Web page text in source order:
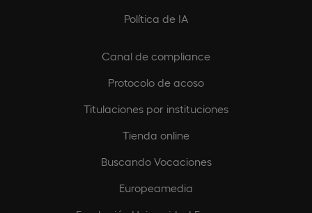
Política de IA
Canal de compliance
Protocolo de acoso
Titulaciones por instituciones
Tienda online
Buscando Vocaciones
Europeamedia